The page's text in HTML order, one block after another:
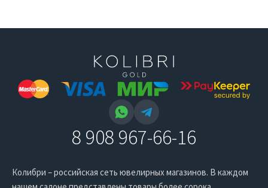
8 908 967-66-16
Колибри – российская сеть ювелирных магазинов. В каждом